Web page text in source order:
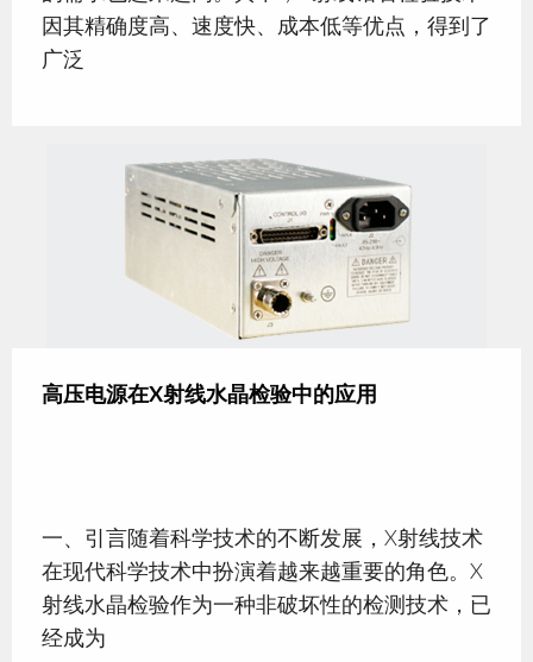
因其精确度高、速度快、成本低等优点，得到了
广泛
高压电源在X射线水晶检验中的应用
一、引言随着科学技术的不断发展，X射线技术
在现代科学技术中扮演着越来越重要的角色。X
射线水晶检验作为一种非破坏性的检测技术，已
经成为